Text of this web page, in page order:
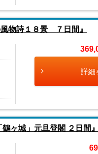
物詩１８景 ７日間』
詳細
ヶ城」元旦登閣 ２日間』